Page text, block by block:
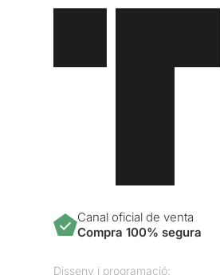
Canal oficial de venta
Compra 100% segura
Disseny i programació: